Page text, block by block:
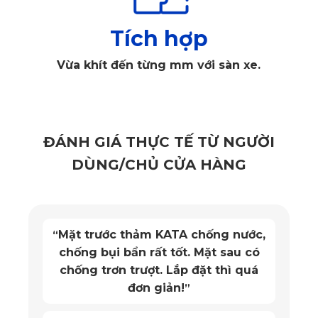
sử dụng
1.2. Độ dày mỏng của thảm
Tích hợp
Vừa khít đến từng mm với sàn xe.
ĐÁNH GIÁ THỰC TẾ TỪ NGƯỜI
DÙNG/CHỦ CỬA HÀNG
“Mặt trước thảm KATA chống nước,
chống bụi bẩn rất tốt. Mặt sau có
chống trơn trượt. Lắp đặt thì quá
đơn giản!”